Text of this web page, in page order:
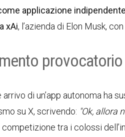
applicazione
xAi, l’azienda di Elon Musk,
di un’app autonoma ha
su X, scrivendo: "Ok, allora
tra i colossi